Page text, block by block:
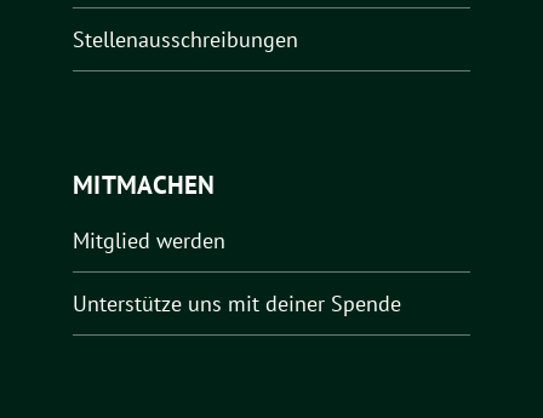
Stellenausschreibungen
MITMACHEN
Mitglied werden
Unterstütze uns mit deiner Spende